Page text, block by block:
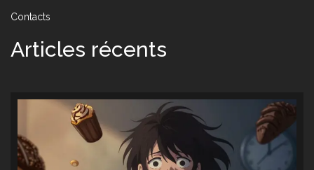
Contacts
Articles récents